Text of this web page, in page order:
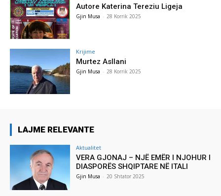
Autore Katerina Tereziu Ligeja
Gjin Musa - 28 Korrik 2025
Krijime
Murtez Asllani
Gjin Musa - 28 Korrik 2025
LAJME RELEVANTE
Aktualitet
VERA GJONAJ – NJË EMËR I NJOHUR I
DIASPORËS SHQIPTARE NË ITALI
Gjin Musa - 20 Shtator 2025